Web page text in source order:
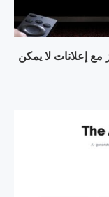
مع إعلانات لا يمكن